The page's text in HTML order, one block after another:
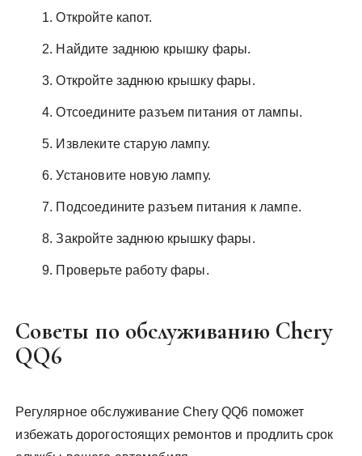
Откройте капот.
Найдите заднюю крышку фары.
Откройте заднюю крышку фары.
Отсоедините разъем питания от лампы.
Извлеките старую лампу.
Установите новую лампу.
Подсоедините разъем питания к лампе.
Закройте заднюю крышку фары.
Проверьте работу фары.
Советы по обслуживанию Chery
QQ6
Регулярное обслуживание Chery QQ6 поможет
избежать дорогостоящих ремонтов и продлить срок